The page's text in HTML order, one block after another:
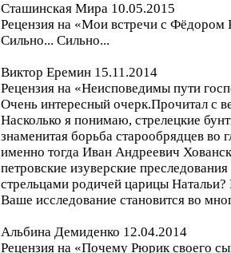
Сташинская Мира 10.05.2015
Рецензия на «Мои встречи с
Сильно... Сильно...
Виктор Еремин 15.11.2014
Рецензия на «Неисповедимы пути
Очень интересный очерк.Прочитал с
Насколько я понимаю, стрелецкие
знаменитая борьба старообрядцев во
именно тогда Иван Андреевич
петровские изуверские
стрельцами родичей царицы
Ваше исследование становится во
Альбина Демиденко 12.04.2014
Рецензия на «Почему Рюрик своего